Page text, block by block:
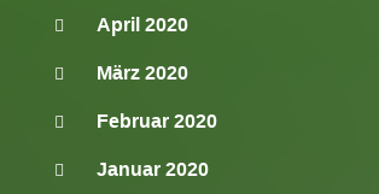
April 2020
März 2020
Februar 2020
Januar 2020